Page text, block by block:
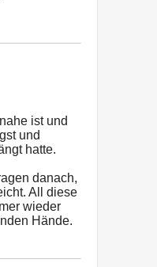
ist und
und
hatte.
danach,
All diese
wieder
Hände.